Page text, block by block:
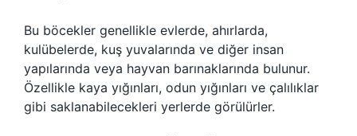
Bu böcekler genellikle evlerde, ahırlarda,
kulübelerde, kuş yuvalarında ve diğer insan
yapılarında veya hayvan barınaklarında bulunur.
Özellikle kaya yığınları, odun yığınları ve çalılıklar
gibi saklanabilecekleri yerlerde görülürler.